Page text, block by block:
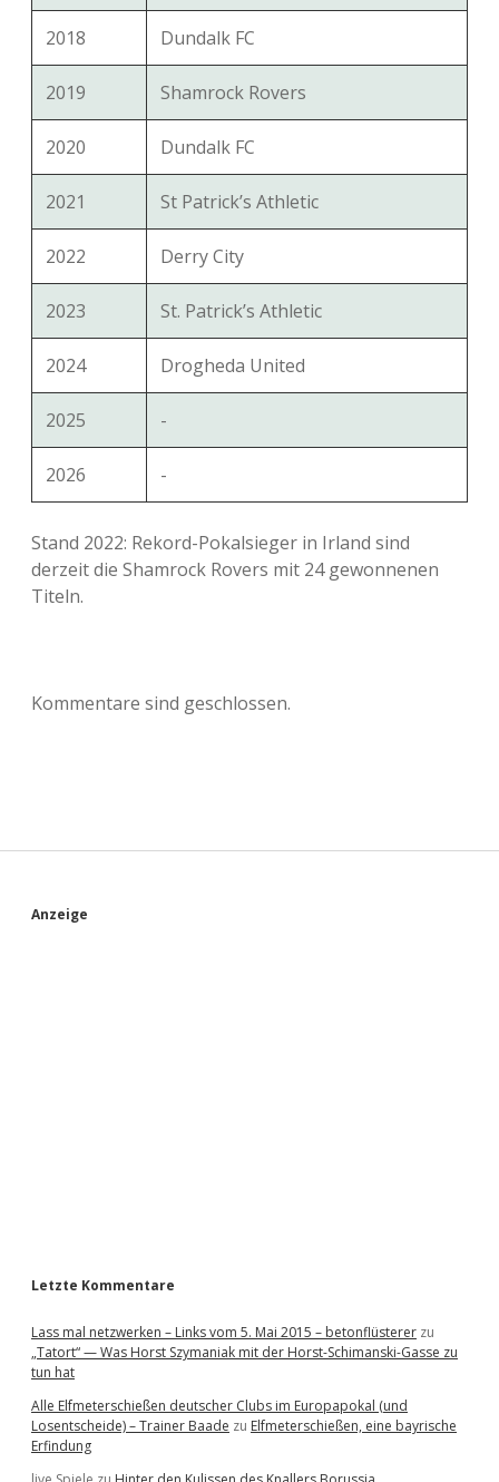
2018 Dundalk FC
2019 Shamrock Rovers
2020 Dundalk FC
2021 St Patrick’s Athletic
2022 Derry City
2023 St. Patrick’s Athletic
2024 Drogheda United
2025 -
2026 -
Stand 2022: Rekord-Pokalsieger in Irland sind
derzeit die Shamrock Rovers mit 24 gewonnenen
Titeln.
Kommentare sind geschlossen.
S
Anzeige
Letzte Kommentare
Lass mal netzwerken – Links vom 5. Mai 2015 – betonflüsterer zu
„Tatort“ — Was Horst Szymaniak mit der Horst-Schimanski-Gasse zu
tun hat
Alle Elfmeterschießen deutscher Clubs im Europapokal (und
Losentscheide) – Trainer Baade zu Elfmeterschießen, eine bayrische
Erfindung